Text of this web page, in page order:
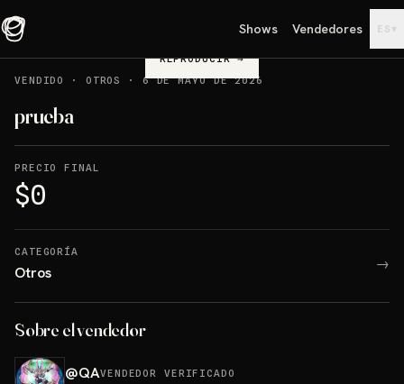
Shows Vendedores ES ▾
REPRODUCIR→
VENDIDO
· OTROS · 6 DE MAYO DE 2026
prueba
PRECIO FINAL
$0
CATEGORÍA
Otros →
Sobre el vendedor
@QAVENDEDOR VERIFICADO